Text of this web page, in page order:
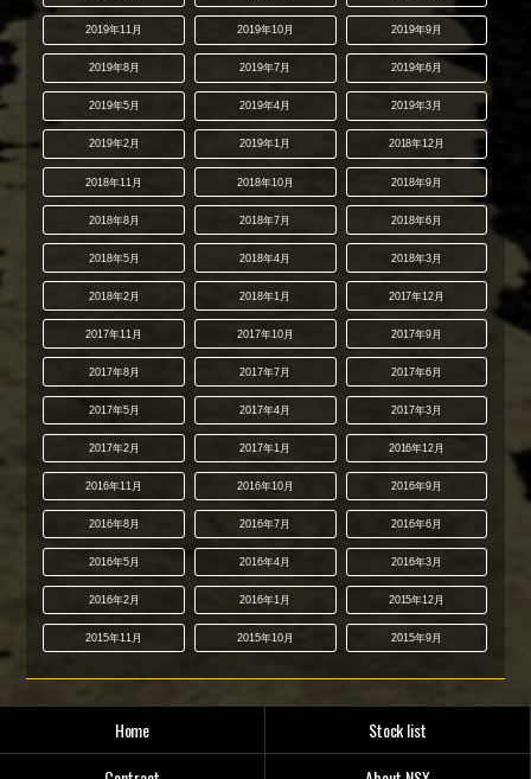
2019年11月 2019年10月 2019年9月
2019年8月 2019年7月 2019年6月
2019年5月 2019年4月 2019年3月
2019年2月 2019年1月 2018年12月
2018年11月 2018年10月 2018年9月
2018年8月 2018年7月 2018年6月
2018年5月 2018年4月 2018年3月
2018年2月 2018年1月 2017年12月
2017年11月 2017年10月 2017年9月
2017年8月 2017年7月 2017年6月
2017年5月 2017年4月 2017年3月
2017年2月 2017年1月 2016年12月
2016年11月 2016年10月 2016年9月
2016年8月 2016年7月 2016年6月
2016年5月 2016年4月 2016年3月
2016年2月 2016年1月 2015年12月
2015年11月 2015年10月 2015年9月
Home
Stock list